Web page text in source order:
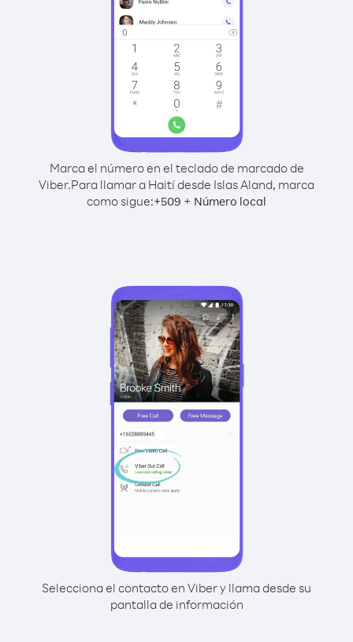
Marca el número en el teclado de marcado de
Viber.Para llamar a Haití desde Islas Aland, marca
como sigue:+509 + Número local
Selecciona el contacto en Viber y llama desde su
pantalla de información